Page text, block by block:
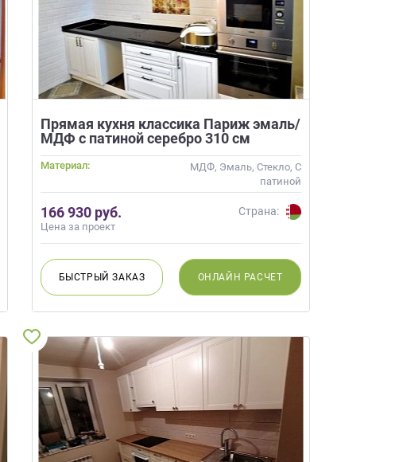
Прямая кухня классика Париж эмаль/
МДФ с патиной серебро 310 см
Материал:
МДФ, Эмаль, Стекло, С
патиной
166 930 руб.
Цена за проект
Страна:
БЫСТРЫЙЗАКАЗ ОНЛАЙН РАСЧЕТ